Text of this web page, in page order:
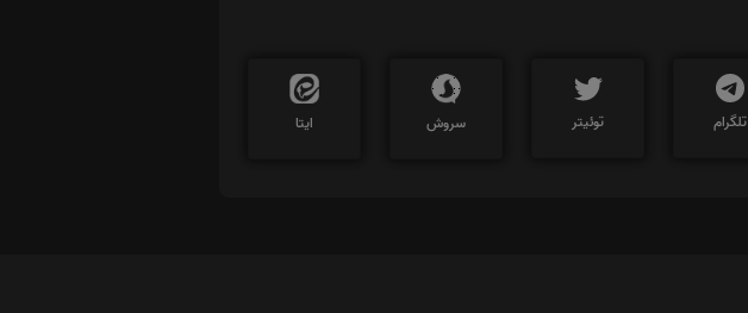
تلگرام توئیتر سروش ایتا